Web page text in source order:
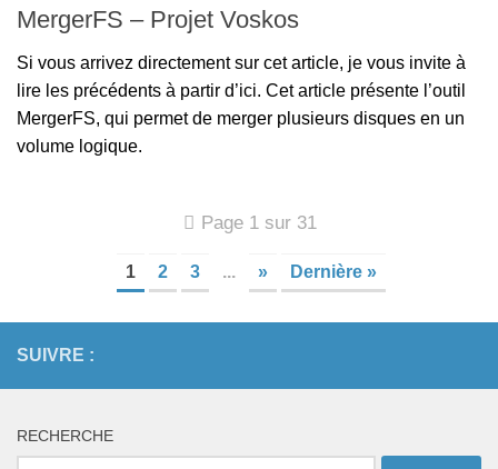
MergerFS – Projet Voskos
Si vous arrivez directement sur cet article, je vous invite à
lire les précédents à partir d’ici. Cet article présente l’outil
MergerFS, qui permet de merger plusieurs disques en un
volume logique.
Page 1 sur 31
1 2 3 ... » Dernière »
SUIVRE :
RECHERCHE